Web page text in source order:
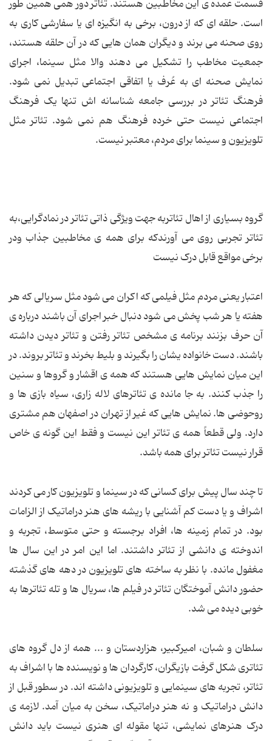
قسمت عمده ی این مخاطبین هستند. تئاتر دور همی همین طور
است. حلقه ای که از درون، برخی به انگیزه ای یا سفارشی کاری به
روی صحنه می برند و دیگران همان هایی که در آن حلقه هستند،
جمعیت مخاطب را تشکیل می دهند والا مثل سینما، اجرای
نمایش صحنه ای به عُرف یا اتفاقی اجتماعی تبدیل نمی شود.
فرهنگ تئاتر در بررسی جامعه شناسانه اش تنها یک فرهنگ
اجتماعی نیست حتی خرده فرهنگ هم نمی شود. تئاتر مثل
تلویزیون و سینما برای مردم، معتبر نیست.
گروه بسیاری از اهال تئاتربه جهت ویژگی ذاتی تئاتر در نمادگرایی،به
تئاتر تجربی روی می آورندکه برای همه ی مخاطبین جذاب ودر
برخی مواقع قابل درک نیست
اعتبار یعنی مردم مثل فیلمی که اکران می شود مثل سریالی که هر
هفته یا هر شب پخش می شود دنبال خبر اجرای آن باشند درباره ی
آن حرف بزنند برنامه ی مشخص تئاتر رفتن و تئاتر دیدن داشته
باشند. دست خانواده یشان را بگیرند و بلیط بخرند و تئاتر بروند. در
این میان نمایش هایی هستند که همه ی اقشار و گروها و سنین
را جذب کنند. به جا مانده ی تئاترهای لاله زاری، سیاه بازی ها و
روحوضی ها. نمایش هایی که غیر از تهران در اصفهان هم مشتری
دارد. ولی قطعاً همه ی تئاتر این نیست و فقط این گونه ی خاص
قرار نیست تئاتر برای همه باشد.
تا چند سال پیش برای کسانی که در سینما و تلویزیون کار می کردند
اشراف و یا دست کم آشنایی با ریشه های هنر دراماتیک از الزامات
بود. در تمام زمینه ها، افراد برجسته و حتی متوسط، تجربه و
اندوخته ی دانشی از تئاتر داشتند. اما این امر در این سال ها
مغفول مانده. با نظر به ساخته های تلویزیون در دهه های گذشته
حضور دانش آموختگان تئاتر در فیلم ها، سریال ها و تله تئاترها به
خوبی دیده می شد.
سلطان و شبان، امیرکبیر، هزاردستان و ... همه از دل گروه های
تئاتری شکل گرفت بازیگران، کارگردان ها و نویسنده ها با اشراف به
تئاتر، تجربه های سینمایی و تلویزیونی داشته اند. در سطور قبل از
دانش دراماتیک و نه هنر دراماتیک، سخن به میان آمد. لازمه ی
درک هنرهای نمایشی، تنها مقوله ای هنری نیست باید دانش